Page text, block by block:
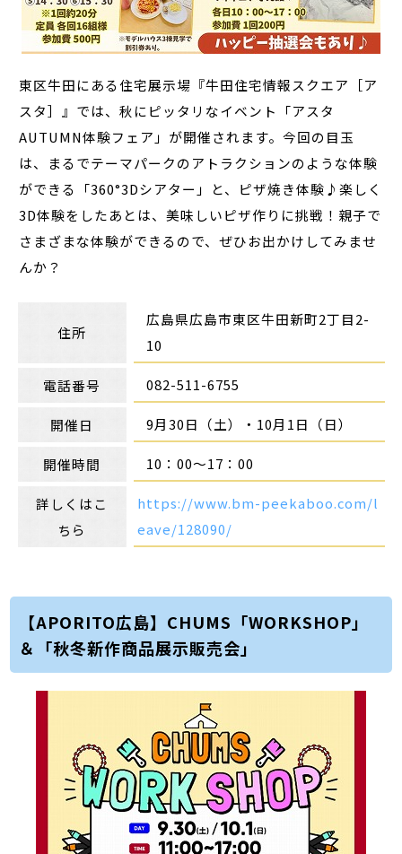
東区牛田にある住宅展示場『牛田住宅情報スクエア［ア
スタ］』では、秋にピッタリなイベント「アスタ
AUTUMN体験フェア」が開催されます。今回の目玉
は、まるでテーマパークのアトラクションのような体験
ができる「360°3Dシアター」と、ピザ焼き体験♪楽しく
3D体験をしたあとは、美味しいピザ作りに挑戦！親子で
さまざまな体験ができるので、ぜひお出かけしてみませ
んか？
住所
広島県広島市東区牛田新町2丁目2-
10
電話番号 082-511-6755
開催日 9月30日（土）・10月1日（日）
開催時間 10：00～17：00
詳しくはこ
ちら
https://www.bm-peekaboo.com/l
eave/128090/
【APORITO広島】CHUMS「WORKSHOP」
＆「秋冬新作商品展示販売会」